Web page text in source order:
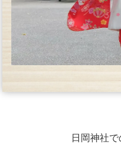
日岡神社